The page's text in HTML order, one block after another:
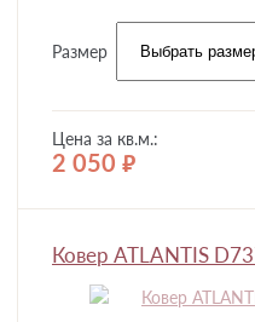
Размер
Цена за кв.м.:
2 050 руб.
Ковер ATLANTIS